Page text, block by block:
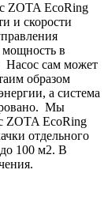
ZOTA EcoRing
и скорости
мощность в
Насос сам может
образом
а система
Мы
ZOTA EcoRing
отдельного
100 м2. В